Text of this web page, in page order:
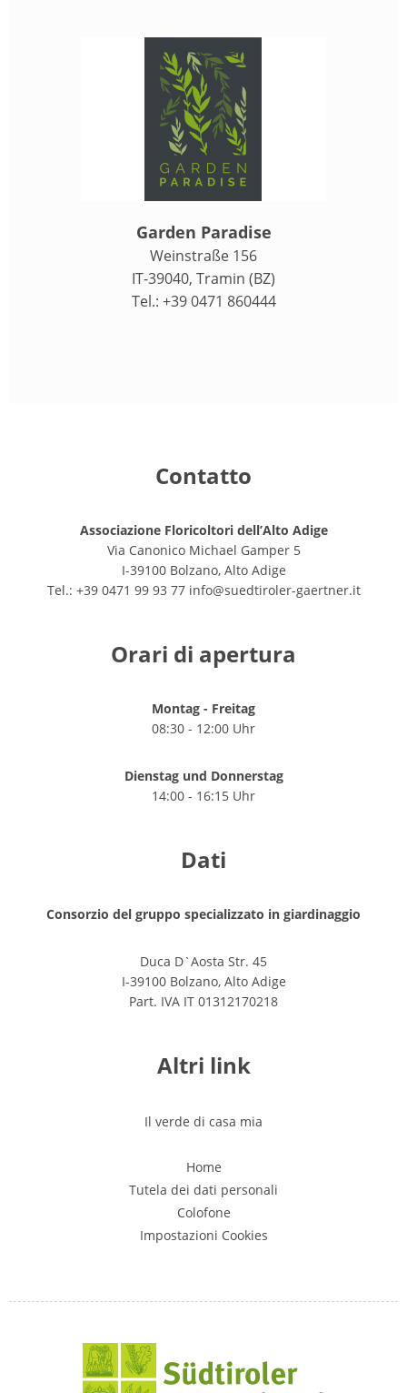
Garden Paradise
Weinstraße 156
IT-39040, Tramin (BZ)
Tel.: +39 0471 860444
Contatto
Associazione Floricoltori dell’Alto Adige
Via Canonico Michael Gamper 5
I-39100 Bolzano, Alto Adige
Tel.: +39 0471 99 93 77 info@suedtiroler-gaertner.it
Orari di apertura
Montag - Freitag
08:30 - 12:00 Uhr
Dienstag und Donnerstag
14:00 - 16:15 Uhr
Dati
Consorzio del gruppo specializzato in giardinaggio
Duca D`Aosta Str. 45
I-39100 Bolzano, Alto Adige
Part. IVA IT 01312170218
Altri link
Il verde di casa mia
Home
Tutela dei dati personali
Colofone
Impostazioni Cookies